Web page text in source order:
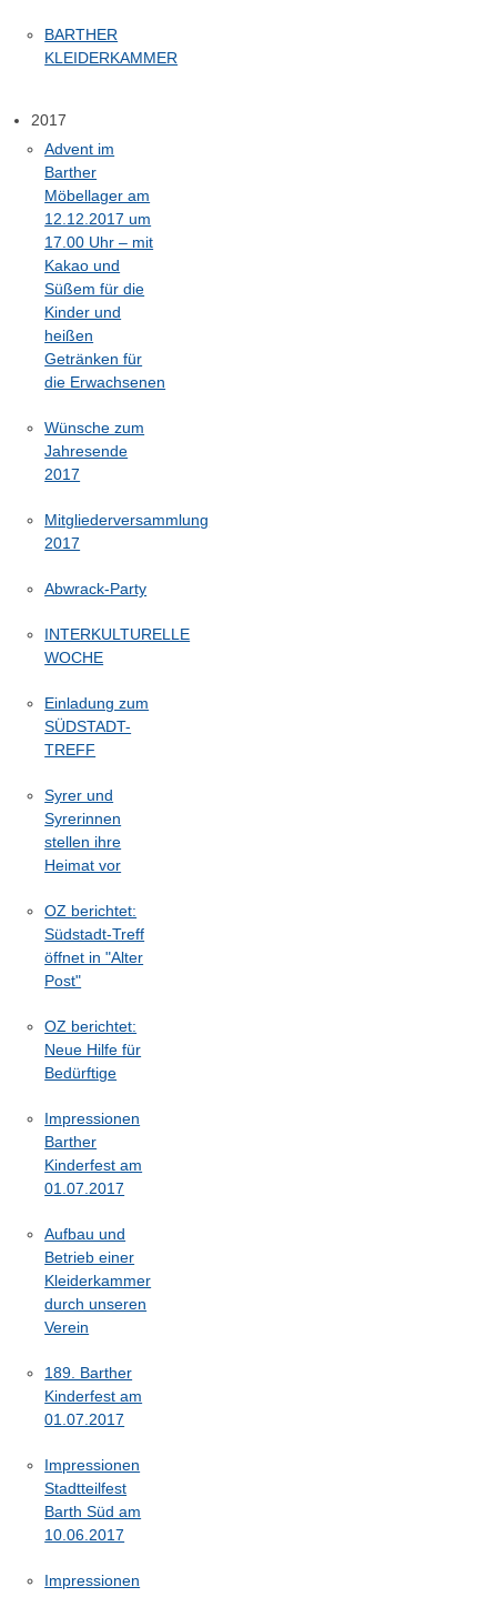
BARTHER
KLEIDERKAMMER
2017
Advent im
Barther
Möbellager am
12.12.2017 um
17.00 Uhr – mit
Kakao und
Süßem für die
Kinder und
heißen
Getränken für
die Erwachsenen
Wünsche zum
Jahresende
2017
Mitgliederversammlung
2017
Abwrack-Party
INTERKULTURELLE
WOCHE
Einladung zum
SÜDSTADT-
TREFF
Syrer und
Syrerinnen
stellen ihre
Heimat vor
OZ berichtet:
Südstadt-Treff
öffnet in "Alter
Post"
OZ berichtet:
Neue Hilfe für
Bedürftige
Impressionen
Barther
Kinderfest am
01.07.2017
Aufbau und
Betrieb einer
Kleiderkammer
durch unseren
Verein
189. Barther
Kinderfest am
01.07.2017
Impressionen
Stadtteilfest
Barth Süd am
10.06.2017
Impressionen